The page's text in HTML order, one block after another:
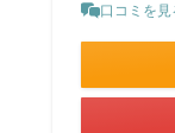
口コミを見